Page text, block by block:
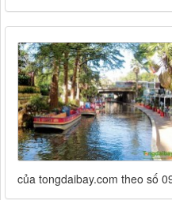
của tongdaibay.com theo số